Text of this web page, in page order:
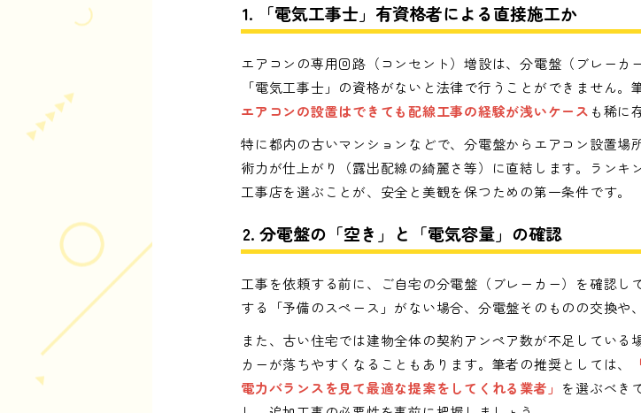
1. 「電気工事士」有資格者による直接施工か
エアコンの専用回路（コンセント）増設は、分電盤（ブレーカ
「電気工事士」の資格がないと法律で行うことができません。
エアコンの設置はできても配線工事の経験が浅いケース も稀に
特に都内の古いマンションなどで、分電盤からエアコン設置
術力が仕上がり（露出配線の綺麗さ等）に直結します。ラン
工事店を選ぶことが、安全と美観を保つための第一条件です。
2. 分電盤の「空き」と「電気容量」の確認
工事を依頼する前に、ご自宅の分電盤（ブレーカー）を確認し
する「予備のスペース」がない場合、分電盤そのものの交換や
また、古い住宅では建物全体の契約アンペア数が不足してい
カーが落ちやすくなることもあります。筆者の推奨としては、
電力バランスを見て最適な提案をしてくれる業者」 を選ぶべき